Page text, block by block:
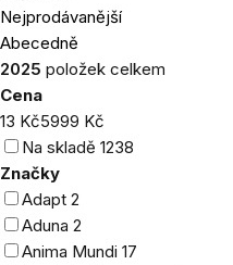
Nejprodávanější
Abecedně
2025 položek celkem
Cena
13 Kč5999 Kč
Na skladě 1238
Značky
Adapt 2
Aduna 2
Anima Mundi 17